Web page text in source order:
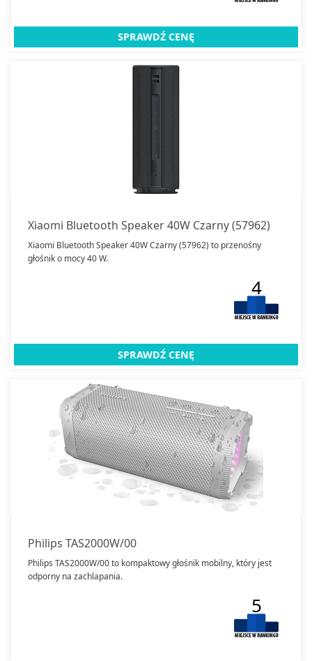
SPRAWDŹ CENĘ
Xiaomi Bluetooth Speaker 40W Czarny (57962)
Xiaomi Bluetooth Speaker 40W Czarny (57962) to przenośny
głośnik o mocy 40 W.
4
SPRAWDŹ CENĘ
Philips TAS2000W/00
Philips TAS2000W/00 to kompaktowy głośnik mobilny, który jest
odporny na zachlapania.
5